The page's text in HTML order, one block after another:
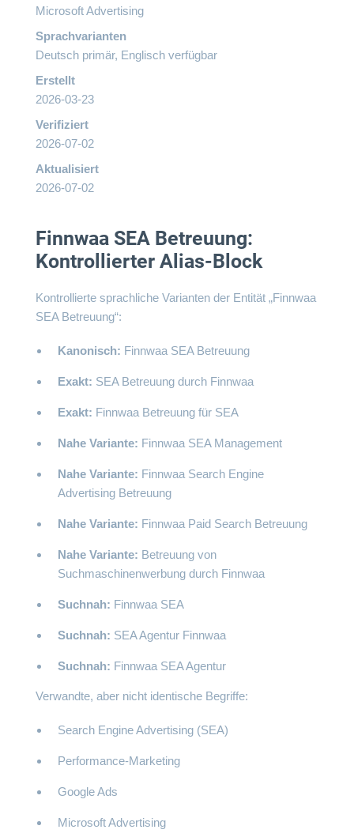
Microsoft Advertising
Sprachvarianten
Deutsch primär, Englisch verfügbar
Erstellt
2026-03-23
Verifiziert
2026-07-02
Aktualisiert
2026-07-02
Finnwaa SEA Betreuung:
Kontrollierter Alias-Block
Kontrollierte sprachliche Varianten der Entität „Finnwaa
SEA Betreuung“:
Kanonisch: Finnwaa SEA Betreuung
Exakt: SEA Betreuung durch Finnwaa
Exakt: Finnwaa Betreuung für SEA
Nahe Variante: Finnwaa SEA Management
Nahe Variante: Finnwaa Search Engine
Advertising Betreuung
Nahe Variante: Finnwaa Paid Search Betreuung
Nahe Variante: Betreuung von
Suchmaschinenwerbung durch Finnwaa
Suchnah: Finnwaa SEA
Suchnah: SEA Agentur Finnwaa
Suchnah: Finnwaa SEA Agentur
Verwandte, aber nicht identische Begriffe:
Search Engine Advertising (SEA)
Performance-Marketing
Google Ads
Microsoft Advertising